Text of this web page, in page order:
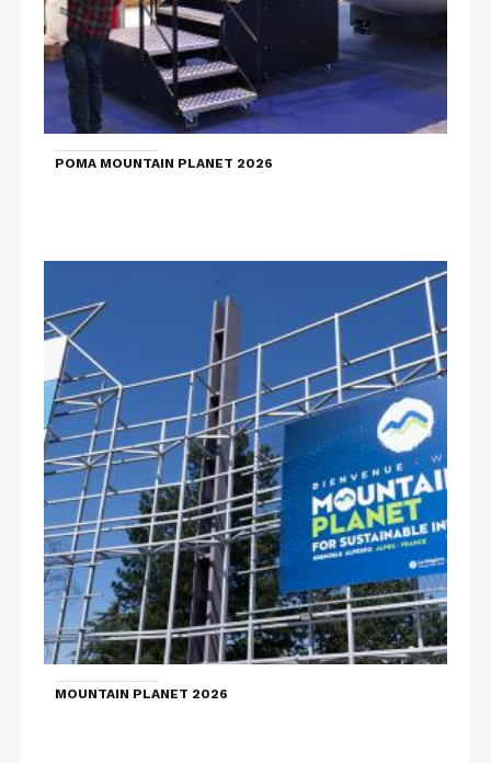
POMA MOUNTAIN PLANET 2026
MOUNTAIN PLANET 2026